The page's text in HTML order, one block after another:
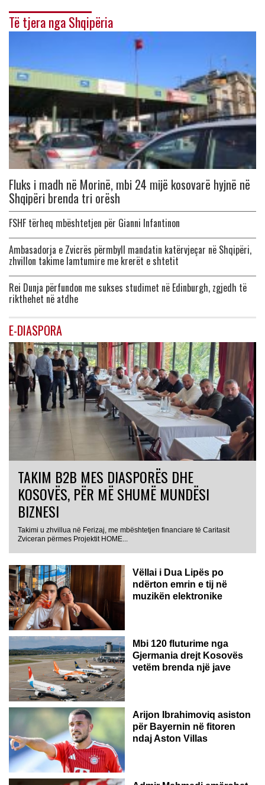
Të tjera nga Shqipëria
Fluks i madh në Morinë, mbi 24 mijë kosovarë hyjnë në
Shqipëri brenda tri orësh
FSHF tërheq mbështetjen për Gianni Infantinon
Ambasadorja e Zvicrës përmbyll mandatin katërvjeçar në Shqipëri,
zhvillon takime lamtumire me krerët e shtetit
Rei Dunja përfundon me sukses studimet në Edinburgh, zgjedh të
rikthehet në atdhe
E-DIASPORA
TAKIM B2B MES DIASPORËS DHE
KOSOVËS, PËR MË SHUMË MUNDËSI
BIZNESI
Takimi u zhvillua në Ferizaj, me mbështetjen financiare të Caritasit
Zviceran përmes Projektit HOME...
Vëllai i Dua Lipës po
ndërton emrin e tij në
muzikën elektronike
GJERMANI
Mbi 120 fluturime nga
Gjermania drejt Kosovës
vetëm brenda një jave
Arijon Ibrahimoviq asiston
për Bayernin në fitoren
ndaj Aston Villas
ZVICËR